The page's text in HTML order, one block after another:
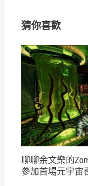
猜你喜歡
聊聊余文樂的
參加首場元宇宙